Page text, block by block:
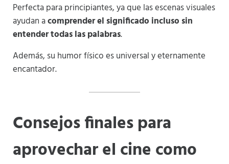
Perfecta para principiantes, ya que las escenas visuales
ayudan acomprender el significado incluso sin
entender todas las palabras.
Además, su humor físico es universal y eternamente
encantador.
Consejos finales para
aprovechar el cine como